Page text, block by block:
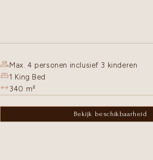
Max. 4 personen inclusief 3 kinderen
1 King Bed
340 m²
Bekijk beschikbaarheid